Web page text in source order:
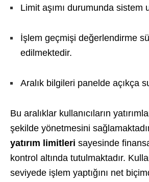
Limit aşımı durumunda sistem
İşlem geçmişi değerlendirme
edilmektedir.
Aralık bilgileri panelde açıkça
Bu aralıklar kullanıcıların
şekilde yönetmesini
yatırım limitleri sayesinde
kontrol altında tutulmaktadır.
seviyede işlem yaptığını net